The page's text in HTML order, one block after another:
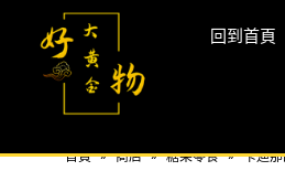
回到首頁
首頁 » 商店 » 糖果零食 » 卡迪